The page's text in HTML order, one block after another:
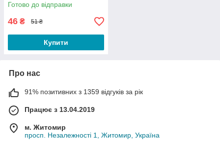
Готово до відправки
46 ₴ 51 ₴
Купити
Про нас
91% позитивних з 1359 відгуків за рік
Працює з 13.04.2019
м. Житомир
просп. Незалежності 1, Житомир, Україна